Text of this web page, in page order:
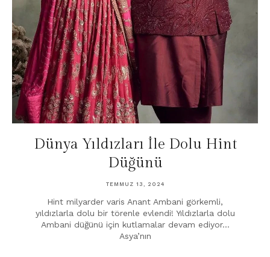
Dünya Yıldızları İle Dolu Hint
Düğünü
TEMMUZ 13, 2024
Hint milyarder varis Anant Ambani görkemli,
yıldızlarla dolu bir törenle evlendi! Yıldızlarla dolu
Ambani düğünü için kutlamalar devam ediyor…
Asya’nın